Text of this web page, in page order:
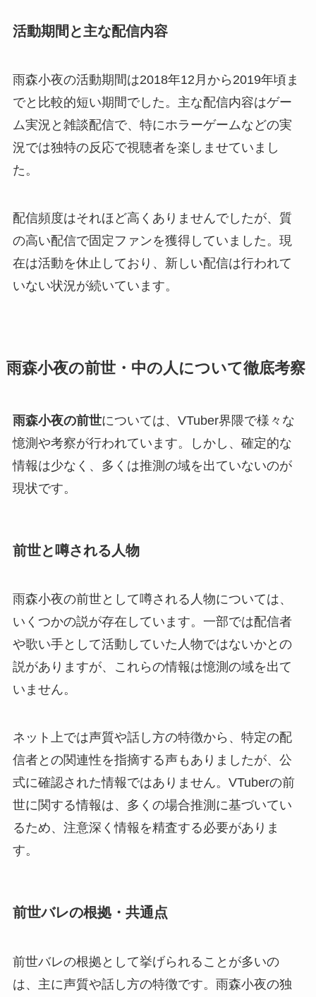
活動期間と主な配信内容
雨森小夜の活動期間は2018年12月から2019年頃ま
でと比較的短い期間でした。主な配信内容はゲー
ム実況と雑談配信で、特にホラーゲームなどの実
況では独特の反応で視聴者を楽しませていまし
た。
配信頻度はそれほど高くありませんでしたが、質
の高い配信で固定ファンを獲得していました。現
在は活動を休止しており、新しい配信は行われて
いない状況が続いています。
雨森小夜の前世・中の人について徹底考察
雨森小夜の前世については、VTuber界隈で様々な
憶測や考察が行われています。しかし、確定的な
情報は少なく、多くは推測の域を出ていないのが
現状です。
前世と噂される人物
雨森小夜の前世として噂される人物については、
いくつかの説が存在しています。一部では配信者
や歌い手として活動していた人物ではないかとの
説がありますが、これらの情報は憶測の域を出て
いません。
ネット上では声質や話し方の特徴から、特定の配
信者との関連性を指摘する声もありましたが、公
式に確認された情報ではありません。VTuberの前
世に関する情報は、多くの場合推測に基づいてい
るため、注意深く情報を精査する必要がありま
す。
前世バレの根拠・共通点
前世バレの根拠として挙げられることが多いの
は、主に声質や話し方の特徴です。雨森小夜の独